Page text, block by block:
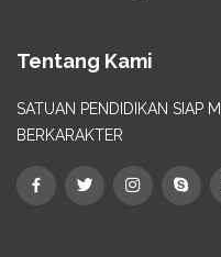
Tentang Kami
SATUAN PENDIDIKAN SIAP
BERKARAKTER